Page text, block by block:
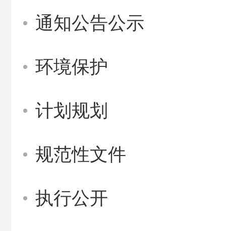
通知公告公示
环境保护
计划规划
规范性文件
执行公开